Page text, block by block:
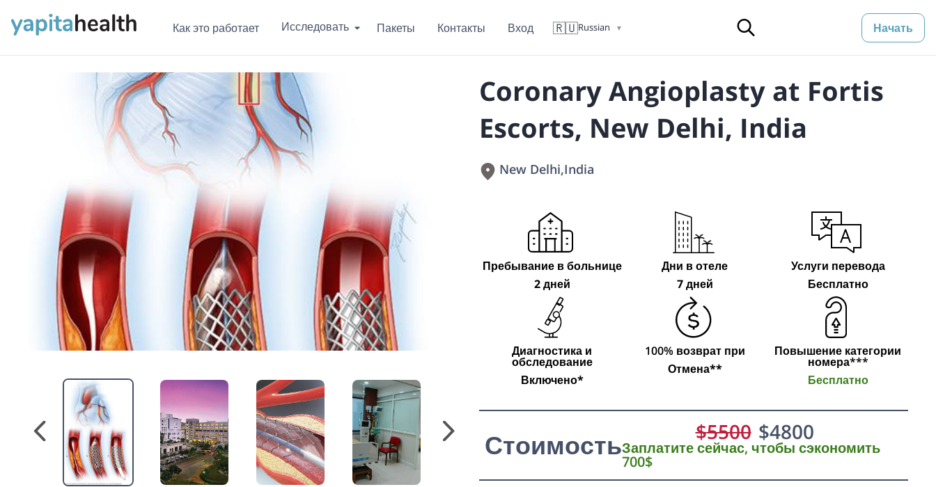
Как это работает Исследовать Пакеты Контакты Вход 🇷🇺Russian ▼ Начать
Coronary Angioplasty at Fortis
Escorts, New Delhi, India
New Delhi,India
Пребывание в больнице
2 дней
Дни в отеле
7 дней
Услуги перевода
Бесплатно
Диагностика и
обследование
Включено*
100% возврат при
Отмена**
Повышение категории
номера***
Бесплатно
Стоимость $5500 $4800
Заплатите сейчас, чтобы сэкономить
700$